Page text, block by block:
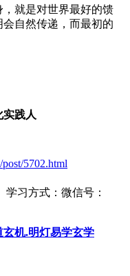
就是对世界最好的馈
自然传递，而最初的
践人
5702.html
习方式：微信号：
玄机.明灯易学玄学